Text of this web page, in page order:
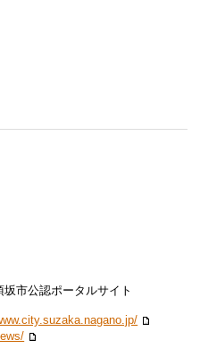
市公認ポータルサイト